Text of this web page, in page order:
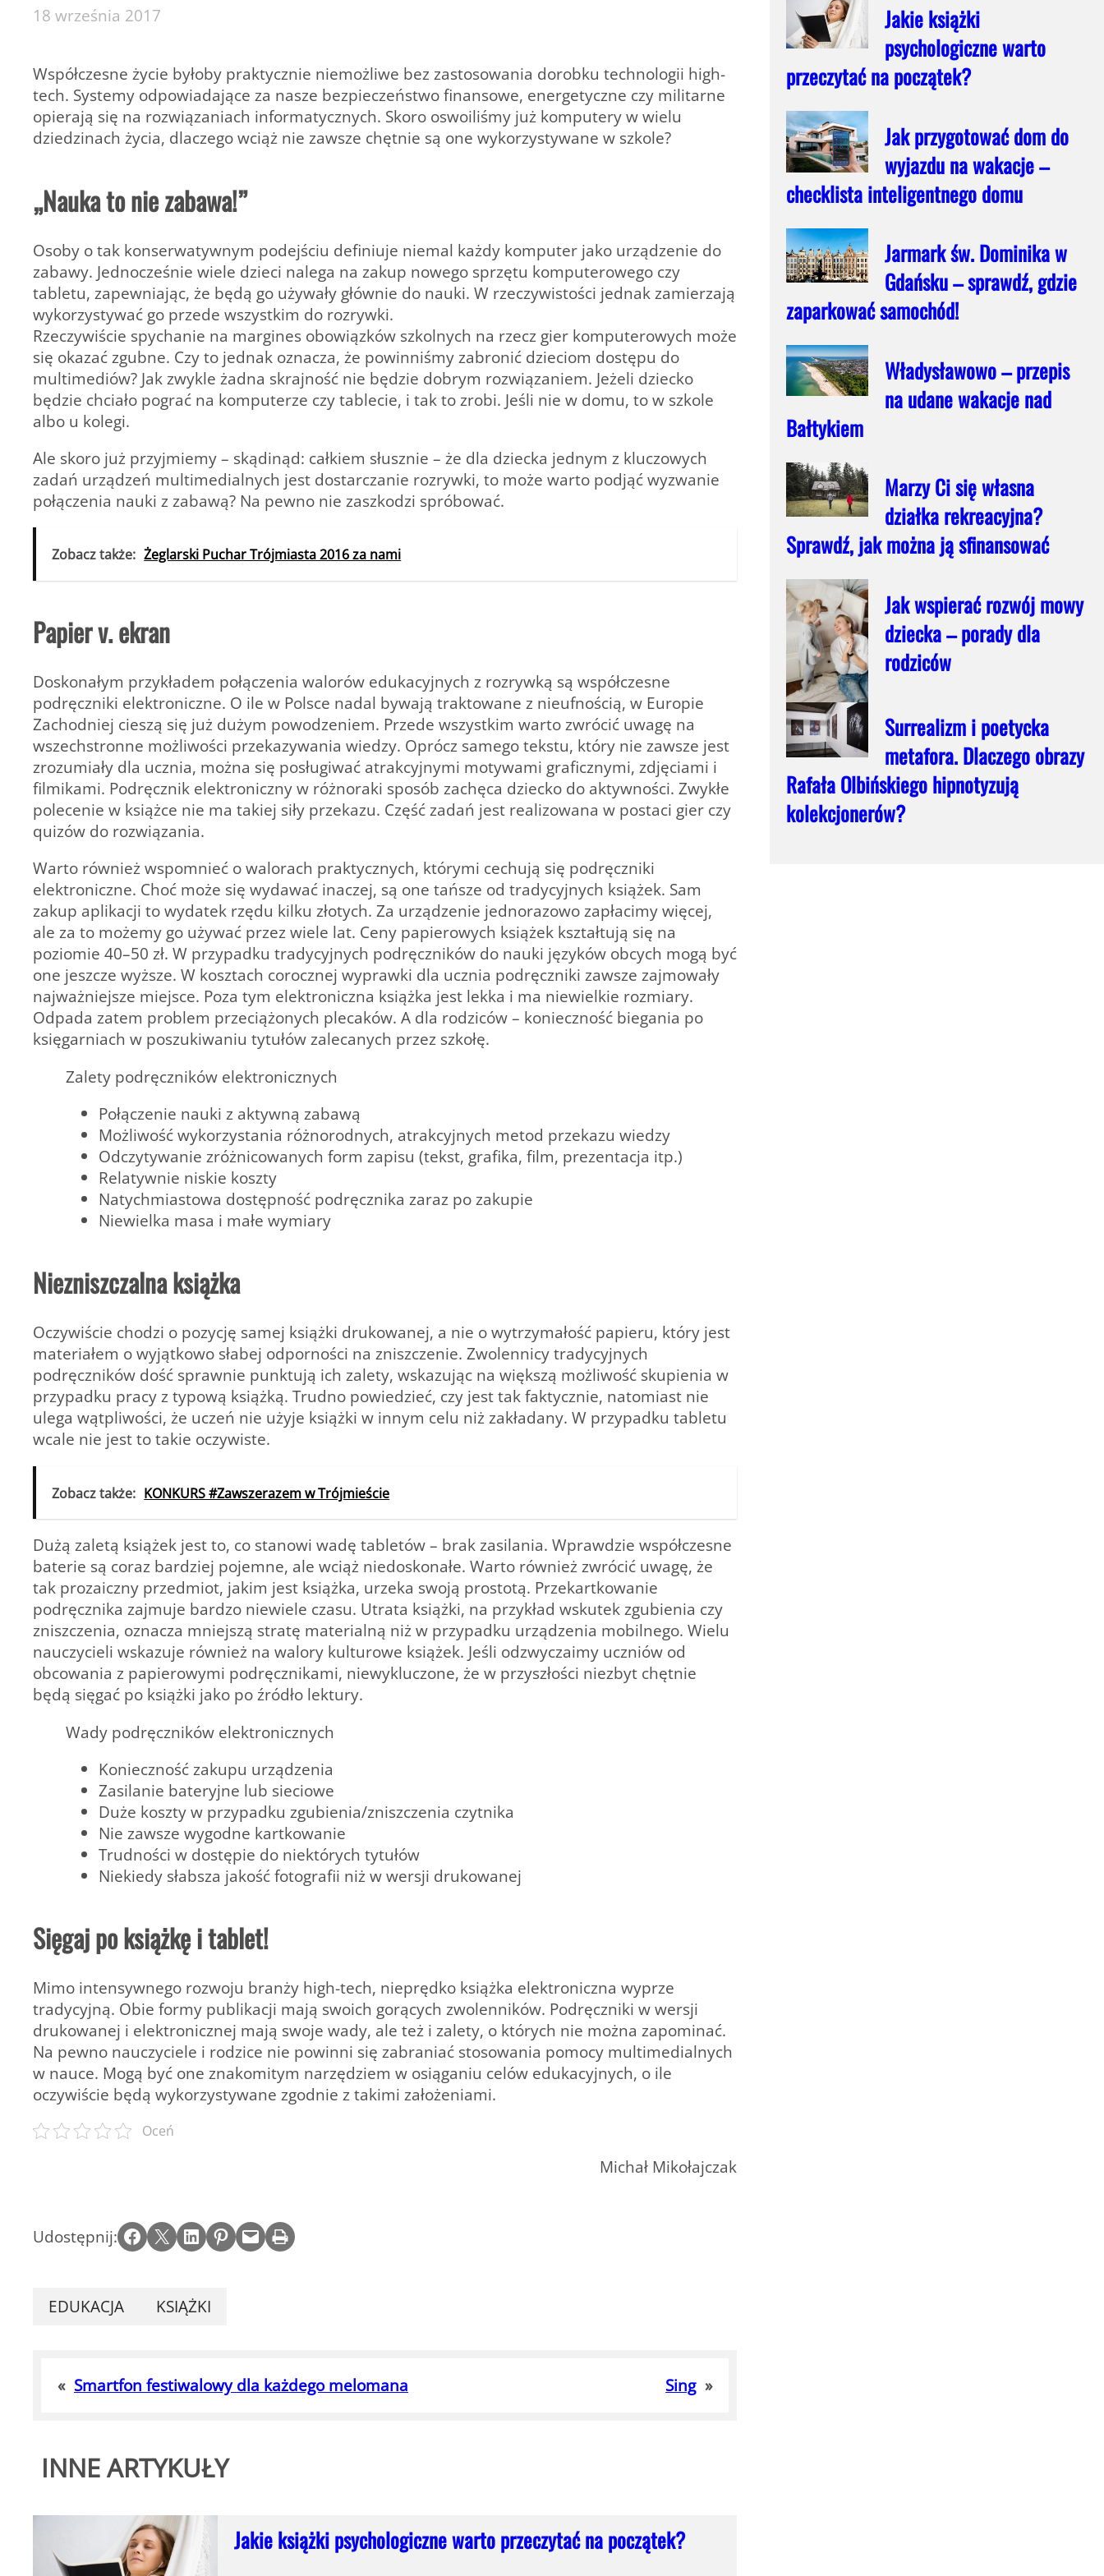
18 września 2017
Współczesne życie byłoby praktycznie niemożliwe bez zastosowania dorobku technologii high-
tech. Systemy odpowiadające za nasze bezpieczeństwo finansowe, energetyczne czy militarne
opierają się na rozwiązaniach informatycznych. Skoro oswoiliśmy już komputery w wielu
dziedzinach życia, dlaczego wciąż nie zawsze chętnie są one wykorzystywane w szkole?
„Nauka to nie zabawa!”
Osoby o tak konserwatywnym podejściu definiuje niemal każdy komputer jako urządzenie do
zabawy. Jednocześnie wiele dzieci nalega na zakup nowego sprzętu komputerowego czy
tabletu, zapewniając, że będą go używały głównie do nauki. W rzeczywistości jednak zamierzają
wykorzystywać go przede wszystkim do rozrywki.
Rzeczywiście spychanie na margines obowiązków szkolnych na rzecz gier komputerowych może
się okazać zgubne. Czy to jednak oznacza, że powinniśmy zabronić dzieciom dostępu do
multimediów? Jak zwykle żadna skrajność nie będzie dobrym rozwiązaniem. Jeżeli dziecko
będzie chciało pograć na komputerze czy tablecie, i tak to zrobi. Jeśli nie w domu, to w szkole
albo u kolegi.
Ale skoro już przyjmiemy – skądinąd: całkiem słusznie – że dla dziecka jednym z kluczowych
zadań urządzeń multimedialnych jest dostarczanie rozrywki, to może warto podjąć wyzwanie
połączenia nauki z zabawą? Na pewno nie zaszkodzi spróbować.
Zobacz także: Żeglarski Puchar Trójmiasta 2016 za nami
Papier v. ekran
Doskonałym przykładem połączenia walorów edukacyjnych z rozrywką są współczesne
podręczniki elektroniczne. O ile w Polsce nadal bywają traktowane z nieufnością, w Europie
Zachodniej cieszą się już dużym powodzeniem. Przede wszystkim warto zwrócić uwagę na
wszechstronne możliwości przekazywania wiedzy. Oprócz samego tekstu, który nie zawsze jest
zrozumiały dla ucznia, można się posługiwać atrakcyjnymi motywami graficznymi, zdjęciami i
filmikami. Podręcznik elektroniczny w różnoraki sposób zachęca dziecko do aktywności. Zwykłe
polecenie w książce nie ma takiej siły przekazu. Część zadań jest realizowana w postaci gier czy
quizów do rozwiązania.
Warto również wspomnieć o walorach praktycznych, którymi cechują się podręczniki
elektroniczne. Choć może się wydawać inaczej, są one tańsze od tradycyjnych książek. Sam
zakup aplikacji to wydatek rzędu kilku złotych. Za urządzenie jednorazowo zapłacimy więcej,
ale za to możemy go używać przez wiele lat. Ceny papierowych książek kształtują się na
poziomie 40–50 zł. W przypadku tradycyjnych podręczników do nauki języków obcych mogą być
one jeszcze wyższe. W kosztach corocznej wyprawki dla ucznia podręczniki zawsze zajmowały
najważniejsze miejsce. Poza tym elektroniczna książka jest lekka i ma niewielkie rozmiary.
Odpada zatem problem przeciążonych plecaków. A dla rodziców – konieczność biegania po
księgarniach w poszukiwaniu tytułów zalecanych przez szkołę.
Zalety podręczników elektronicznych
Połączenie nauki z aktywną zabawą
Możliwość wykorzystania różnorodnych, atrakcyjnych metod przekazu wiedzy
Odczytywanie zróżnicowanych form zapisu (tekst, grafika, film, prezentacja itp.)
Relatywnie niskie koszty
Natychmiastowa dostępność podręcznika zaraz po zakupie
Niewielka masa i małe wymiary
Niezniszczalna książka
Oczywiście chodzi o pozycję samej książki drukowanej, a nie o wytrzymałość papieru, który jest
materiałem o wyjątkowo słabej odporności na zniszczenie. Zwolennicy tradycyjnych
podręczników dość sprawnie punktują ich zalety, wskazując na większą możliwość skupienia w
przypadku pracy z typową książką. Trudno powiedzieć, czy jest tak faktycznie, natomiast nie
ulega wątpliwości, że uczeń nie użyje książki w innym celu niż zakładany. W przypadku tabletu
wcale nie jest to takie oczywiste.
Zobacz także: KONKURS #Zawszerazem w Trójmieście
Dużą zaletą książek jest to, co stanowi wadę tabletów – brak zasilania. Wprawdzie współczesne
baterie są coraz bardziej pojemne, ale wciąż niedoskonałe. Warto również zwrócić uwagę, że
tak prozaiczny przedmiot, jakim jest książka, urzeka swoją prostotą. Przekartkowanie
podręcznika zajmuje bardzo niewiele czasu. Utrata książki, na przykład wskutek zgubienia czy
zniszczenia, oznacza mniejszą stratę materialną niż w przypadku urządzenia mobilnego. Wielu
nauczycieli wskazuje również na walory kulturowe książek. Jeśli odzwyczaimy uczniów od
obcowania z papierowymi podręcznikami, niewykluczone, że w przyszłości niezbyt chętnie
będą sięgać po książki jako po źródło lektury.
Wady podręczników elektronicznych
Konieczność zakupu urządzenia
Zasilanie bateryjne lub sieciowe
Duże koszty w przypadku zgubienia/zniszczenia czytnika
Nie zawsze wygodne kartkowanie
Trudności w dostępie do niektórych tytułów
Niekiedy słabsza jakość fotografii niż w wersji drukowanej
Sięgaj po książkę i tablet!
Mimo intensywnego rozwoju branży high-tech, nieprędko książka elektroniczna wyprze
tradycyjną. Obie formy publikacji mają swoich gorących zwolenników. Podręczniki w wersji
drukowanej i elektronicznej mają swoje wady, ale też i zalety, o których nie można zapominać.
Na pewno nauczyciele i rodzice nie powinni się zabraniać stosowania pomocy multimedialnych
w nauce. Mogą być one znakomitym narzędziem w osiąganiu celów edukacyjnych, o ile
oczywiście będą wykorzystywane zgodnie z takimi założeniami.
Oceń
Michał Mikołajczak
Udostępnij: Share on Facebook Email this Page Share on LinkedIn Share on Pinterest Email this Page Print this Page
EDUKACJA KSIĄŻKI
« Smartfon festiwalowy dla każdego melomana Sing »
INNE ARTYKUŁY
Jakie książki psychologiczne warto przeczytać na początek?
Jakie książki
psychologiczne warto
przeczytać na początek?
Jak przygotować dom do
wyjazdu na wakacje –
checklista inteligentnego domu
Jarmark św. Dominika w
Gdańsku – sprawdź, gdzie
zaparkować samochód!
Władysławowo – przepis
na udane wakacje nad
Bałtykiem
Marzy Ci się własna
działka rekreacyjna?
Sprawdź, jak można ją sfinansować
Jak wspierać rozwój mowy
dziecka – porady dla
rodziców
Surrealizm i poetycka
metafora. Dlaczego obrazy
Rafała Olbińskiego hipnotyzują
kolekcjonerów?